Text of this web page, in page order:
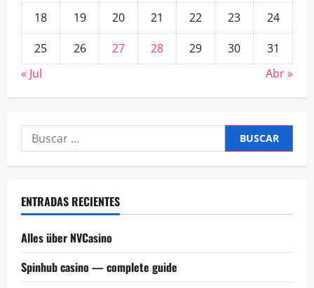
18
19 20 21 22 23
24
25
26 27 28 29 30
31
« Jul
Abr »
Buscar:
ENTRADAS RECIENTES
Alles über NVCasino
Spinhub casino — complete guide